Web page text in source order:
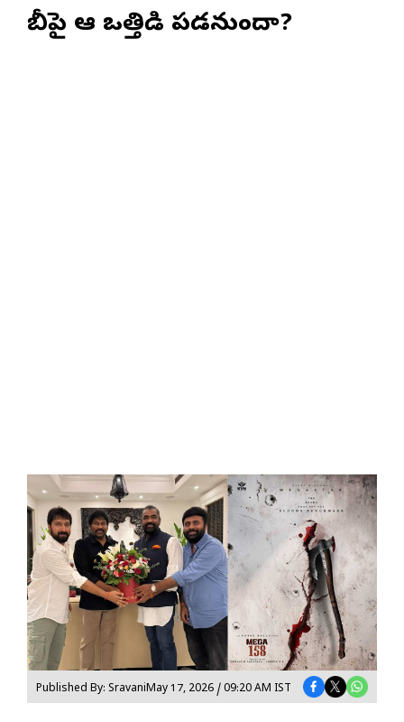
బాబీపై ఆ ఒత్తిడి ప‌డనుందా?
Published By: SravaniMay 17, 2026 / 09:20 AM IST